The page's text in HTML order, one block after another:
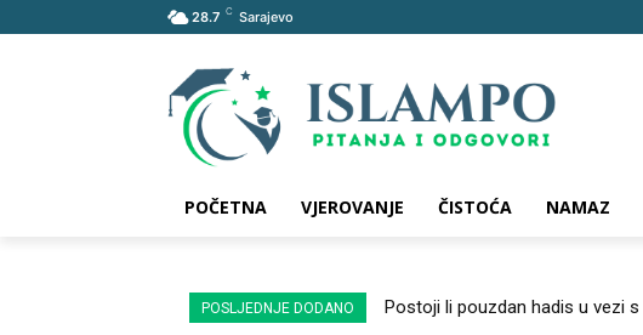
28.7 C Sarajevo
POČETNA VJEROVANJE ČISTOĆA NAMAZ
POSLJEDNJE DODANO Postoji li pouzdan hadis u vezi